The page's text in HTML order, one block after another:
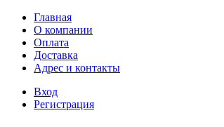
Главная
О компании
Оплата
Доставка
Адрес и контакты
Вход
Регистрация